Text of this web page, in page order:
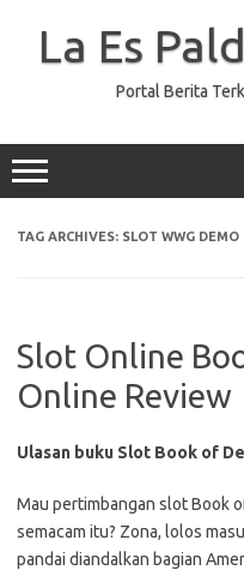
La Es
Portal Berita
TAG ARCHIVES: SLOT WWG DEMO
Slot Online
Online Review
Ulasan buku Slot Book of
Mau pertimbangan slot Book
semacam itu? Zona, lolos
pandai diandalkan bagian